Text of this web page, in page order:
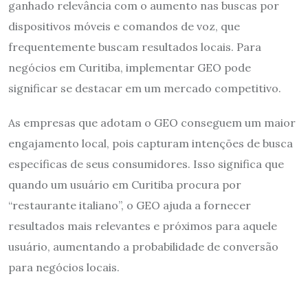
ganhado relevância com o aumento nas buscas por
dispositivos móveis e comandos de voz, que
frequentemente buscam resultados locais. Para
negócios em Curitiba, implementar GEO pode
significar se destacar em um mercado competitivo.
As empresas que adotam o GEO conseguem um maior
engajamento local, pois capturam intenções de busca
específicas de seus consumidores. Isso significa que
quando um usuário em Curitiba procura por
“restaurante italiano”, o GEO ajuda a fornecer
resultados mais relevantes e próximos para aquele
usuário, aumentando a probabilidade de conversão
para negócios locais.